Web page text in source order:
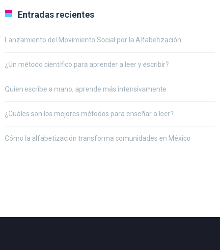
Entradas recientes
Lanzamiento del Movimiento Social por la Alfabetización.
¿Un método científico para aprender a leer y escribir?
Quien escribe a mano, aprende más intensivamente
¿Cuáles son los mejores métodos para enseñar a leer?
Cómo la alfabetización transforma comunidades en México